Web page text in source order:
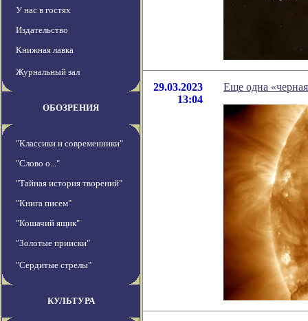
У нас в гостях
Издательство
Книжная лавка
Журнальный зал
ОБОЗРЕНИЯ
"Классики и современники"
"Слово о..."
"Тайная история творений"
"Книга писем"
"Кошачий ящик"
"Золотые прииски"
"Сердитые стрелы"
КУЛЬТУРА
29.03.2023
13:04
Еще одна